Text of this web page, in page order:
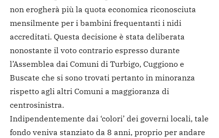
non erogherà più la quota economica riconosciuta
mensilmente per i bambini frequentanti i nidi
accreditati. Questa decisione è stata deliberata
nonostante il voto contrario espresso durante
l’Assemblea dai Comuni di Turbigo, Cuggiono e
Buscate che si sono trovati pertanto in minoranza
rispetto agli altri Comuni a maggioranza di
centrosinistra.
Indipendentemente dai ‘colori’ dei governi locali, tale
fondo veniva stanziato da 8 anni, proprio per andare